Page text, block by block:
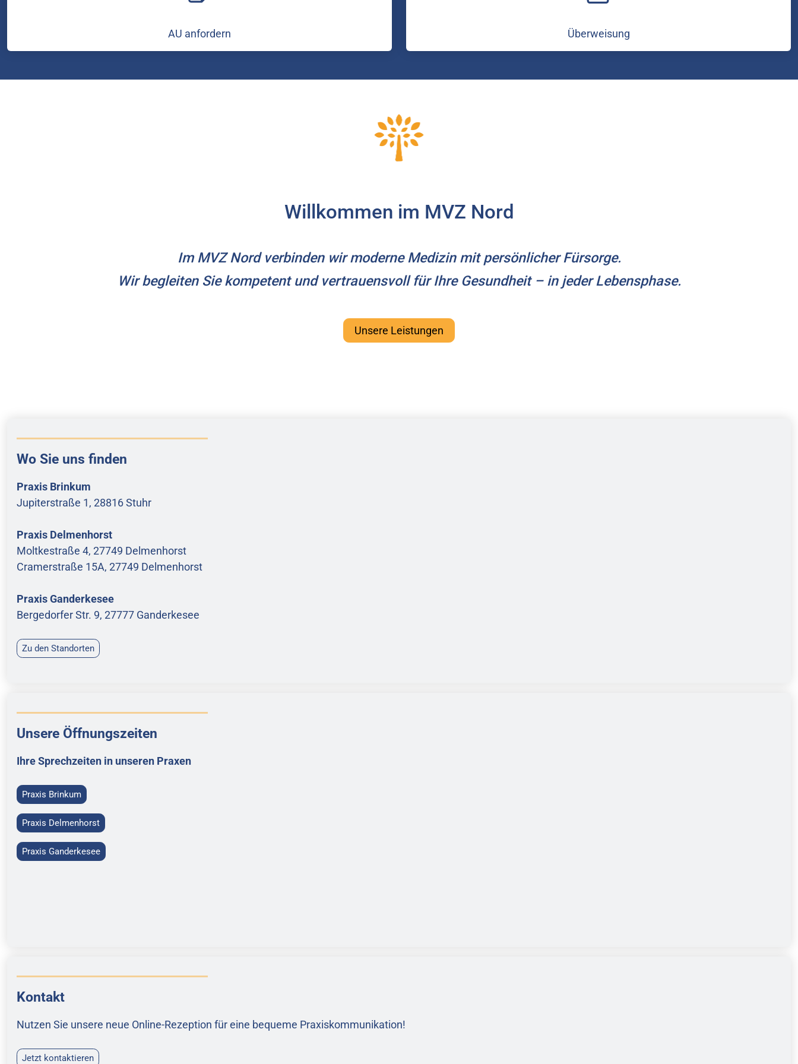
AU anfordern Überweisung
Willkommen im MVZ Nord
Im MVZ Nord verbinden wir moderne Medizin mit persönlicher Fürsorge.
Wir begleiten Sie kompetent und vertrauensvoll für Ihre Gesundheit – in jeder Lebensphase.
Unsere Leistungen
Wo Sie uns finden
Praxis Brinkum
Jupiterstraße 1, 28816 Stuhr
Praxis Delmenhorst
Moltkestraße 4, 27749 Delmenhorst
Cramerstraße 15A, 27749 Delmenhorst
Praxis Ganderkesee
Bergedorfer Str. 9, 27777 Ganderkesee
Zu den Standorten
Unsere Öffnungszeiten
Ihre Sprechzeiten in unseren Praxen
Praxis Brinkum
Praxis Delmenhorst
Praxis Ganderkesee
Kontakt
Nutzen Sie unsere neue Online-Rezeption für eine bequeme Praxiskommunikation!
Jetzt kontaktieren